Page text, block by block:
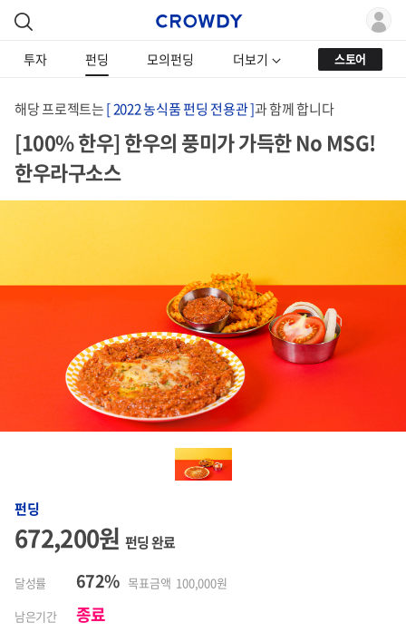
투자 펀딩 모의펀딩 더보기 스토어
해당 프로젝트는[ 2022 농식품 펀딩 전용관 ]과 함께 합니다
[100% 한우] 한우의 풍미가 가득한 No MSG!
한우라구소스
펀딩
672,200원 펀딩 완료
달성률 672% 목표금액 100,000원
남은기간
종료